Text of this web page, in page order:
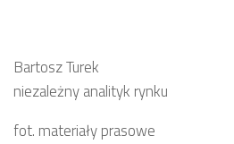
Bartosz Turek
niezależny analityk rynku
fot. materiały prasowe